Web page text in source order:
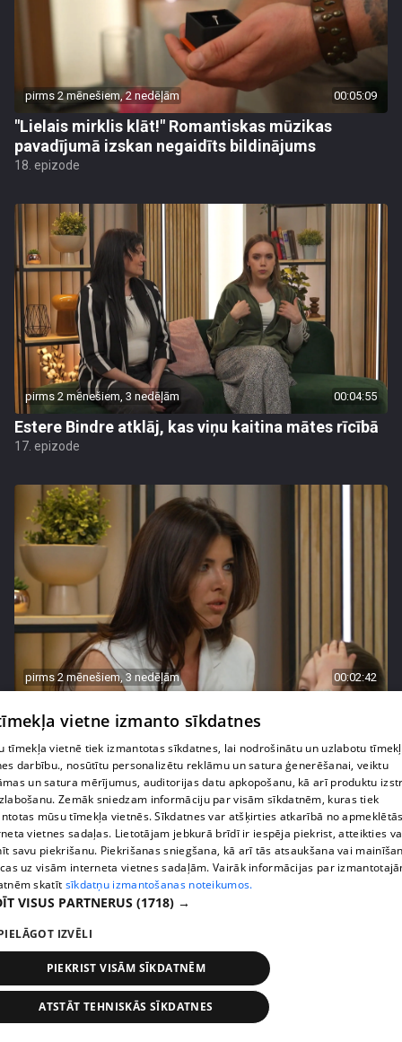
pirms 2 mēnešiem, 2 nedēļām 00:05:09
"Lielais mirklis klāt!" Romantiskas mūzikas
pavadījumā izskan negaidīts bildinājums
18. epizode
pirms 2 mēnešiem, 3 nedēļām 00:04:55
Estere Bindre atklāj, kas viņu kaitina mātes rīcībā
17. epizode
pirms 2 mēnešiem, 3 nedēļām 00:02:42
etiķeti starp paaudzēm
17. epizode
Žanna Dubska atklāti par slēpto sāncensību mātes
un meitas attiecībās
vietne izmanto sīkdatnes
tīmekļa vietnē tiek izmantotas sīkdatnes, lai nodrošinātu un uzlabotu
darbību., nosūtītu personalizētu reklāmu un satura ģenerēšanai, veiktu
un satura mērījumus, auditorijas datu apkopošanu, kā arī produktu
Zemāk sniedzam informāciju par visām sīkdatnēm, kuras tiek
mūsu tīmekļa vietnēs. Sīkdatnes var atšķirties atkarībā no
vietnes sadaļas. Lietotājam jebkurā brīdī ir iespēja piekrist, atteikties
savu piekrišanu. Piekrišanas sniegšana, kā arī tās atsaukšana vai
uz visām interneta vietnes sadaļām. Vairāk informācijas par
skatīt sīkdatņu izmantošanas noteikumos.
VISUS PARTNERUS (1718) →
IZVĒLI
PIEKRIST VISĀM SĪKDATNĒM
ATSTĀT TEHNISKĀS SĪKDATNES